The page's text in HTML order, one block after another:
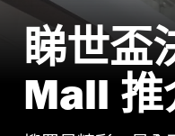
睇世盃
Mall 推